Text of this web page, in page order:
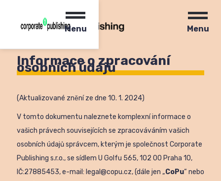
Menu
Menu
Informace o zpracování
osobních údajů
(Aktualizované znění ze dne 10. 1. 2024)
V tomto dokumentu naleznete komplexní informace o
vašich právech souvisejících se zpracováváním vašich
osobních údajů správcem, kterým je společnost Corporate
Publishing s.r.o., se sídlem U Golfu 565, 102 00 Praha 10,
IČ:27885453, e-mail: legal@copu.cz, (dále jen „CoPu“ nebo